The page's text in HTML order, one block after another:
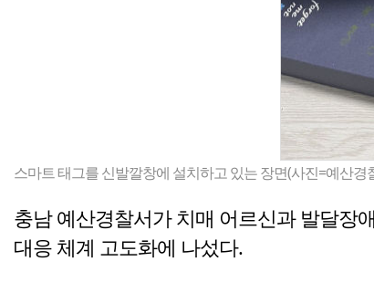
스마트 태그를 신발깔창에 설치하고 있는 장면(사진=예산경
충남 예산경찰서가 치매 어르신과 발달장
대응 체계 고도화에 나섰다.